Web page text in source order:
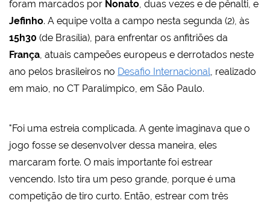
foram marcados por Nonato , duas vezes e de pênalti, e
Jefinho. A equipe volta a campo nesta segunda (2), às
15h30 (de Brasília), para enfrentar os anfitriões da
França , atuais campeões europeus e derrotados neste
ano pelos brasileiros no Desafio Internacional , realizado
em maio, no CT Paralímpico, em São Paulo.
"Foi uma estreia complicada. A gente imaginava que o
jogo fosse se desenvolver dessa maneira, eles
marcaram forte. O mais importante foi estrear
vencendo. Isto tira um peso grande, porque é uma
competição de tiro curto. Então, estrear com três